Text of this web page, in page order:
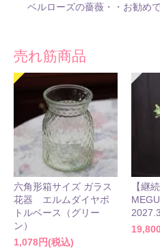
ベルローズの薔薇・・お勧め
売れ筋商品
六角形箱サイズ ガラス
花器 エルムダイヤボ
トルベース（グリー
ン）
1,078円(税込)
【継続